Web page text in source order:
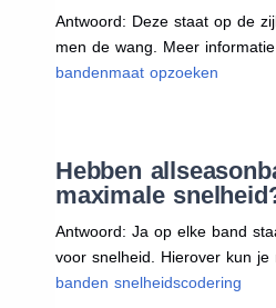
Antwoord: Deze staat op de
men de wang. Meer
bandenmaat opzoeken
Hebben
maximale
Antwoord: Ja op elke band
voor snelheid. Hierover kun
banden snelheidscodering